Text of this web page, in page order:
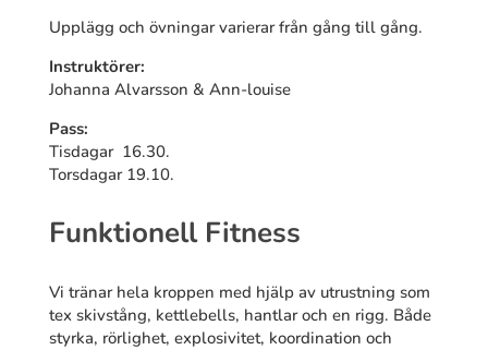
Upplägg och övningar varierar från gång till gång.
Instruktörer:
Johanna Alvarsson & Ann-louise
Pass:
Tisdagar 16.30.
Torsdagar 19.10.
Funktionell Fitness
Vi tränar hela kroppen med hjälp av utrustning som
tex skivstång, kettlebells, hantlar och en rigg. Både
styrka, rörlighet, explosivitet, koordination och